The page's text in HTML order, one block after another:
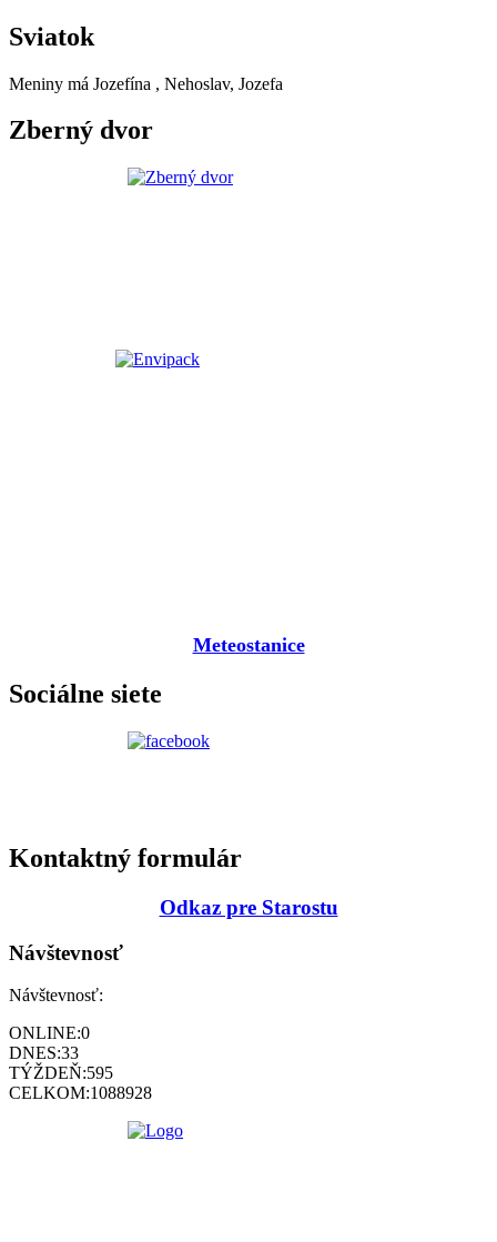
Sviatok
Meniny má Jozefína , Nehoslav, Jozefa
Zberný dvor
Meteostanice
Sociálne siete
Kontaktný formulár
Odkaz pre Starostu
Návštevnosť
Návštevnosť:
ONLINE:0
DNES:33
TÝŽDEŇ:595
CELKOM:1088928